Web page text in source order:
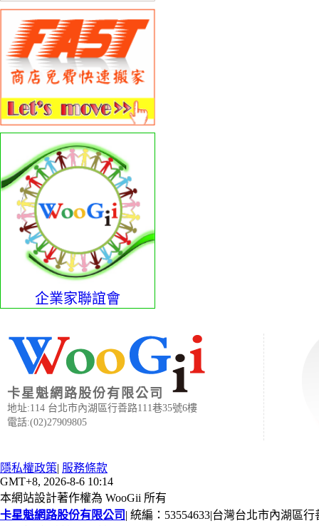
企業家聯誼會
卡星魁網路股份有限公司
地址:114 台北市內湖區行善路111巷35號6樓
電話:(02)27909805
隱私權政策| 服務條款
GMT+8, 2026-8-6 10:14
本網站設計著作權為 WooGii 所有
卡星魁網路股份有限公司 | 統編：53554633|台灣台北市內湖區行